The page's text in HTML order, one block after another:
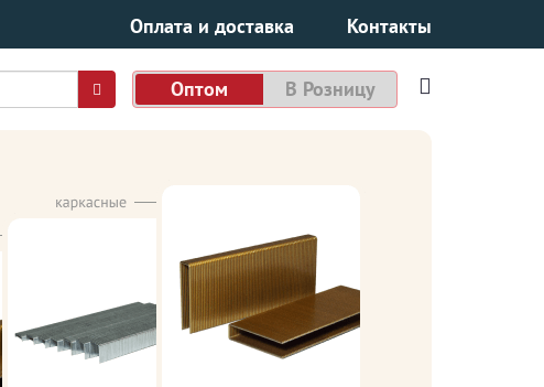
Оплата и доставка Контакты
Оптом В Розницу